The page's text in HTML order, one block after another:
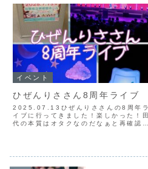
イベント
ひぜんりささん8周年ライブ
2025.07.13ひぜんりささんの8周年ラ
イブに行ってきました！楽しかった！田
代の本質はオタクなのだなぁと再確認🤗